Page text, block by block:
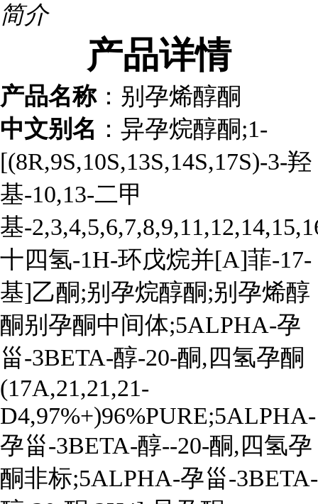
简介
产品详情
产品名称：别孕烯醇酮
中文别名 ：异孕烷醇酮;1-
[(8R,9S,10S,13S,14S,17S)-3-羟
基-10,13-二甲
基-
十四氢-1H-环戊烷并[A]菲-17-
基]乙酮;别孕烷醇酮;别孕烯醇
酮别孕酮中间体;5ALPHA-孕
甾-3BETA-醇-20-酮,四氢孕酮
(17A,21,21,21-
D4,97%+)96%PURE;5ALPHA-
孕甾-3BETA-醇--20-酮,四氢孕
酮非标;5ALPHA-孕甾-3BETA-